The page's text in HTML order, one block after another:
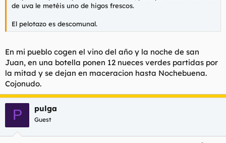
de uva le metéis uno de higos frescos.
El pelotazo es descomunal.
En mi pueblo cogen el vino del año y la noche de san
Juan, en una botella ponen 12 nueces verdes partidas por
la mitad y se dejan en maceracion hasta Nochebuena.
Cojonudo.
P pulga
Guest